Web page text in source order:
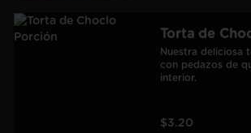
Torta de
Nuestra deliciosa
con pedazos de
interior.
$3.20